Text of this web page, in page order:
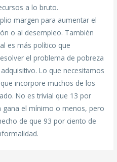
a lo bruto.
margen para aumentar el
o al desempleo. También
es más político que
el problema de pobreza
Lo que necesitamos
incorpore muchos de los
No es trivial que 13 por
gana el mínimo o menos, pero
de que 93 por ciento de